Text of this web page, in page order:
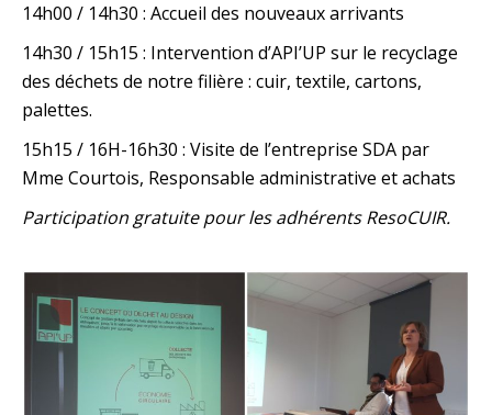
14h00 / 14h30 : Accueil des nouveaux arrivants
14h30 / 15h15 : Intervention d’API’UP sur le recyclage
des déchets de notre filière : cuir, textile, cartons,
palettes.
15h15 / 16H-16h30 : Visite de l’entreprise SDA par
Mme Courtois, Responsable administrative et achats
Participation gratuite pour les adhérents ResoCUIR.